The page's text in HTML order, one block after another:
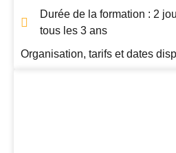
Durée de la formation : 2
tous les 3 ans
Organisation, tarifs et dates